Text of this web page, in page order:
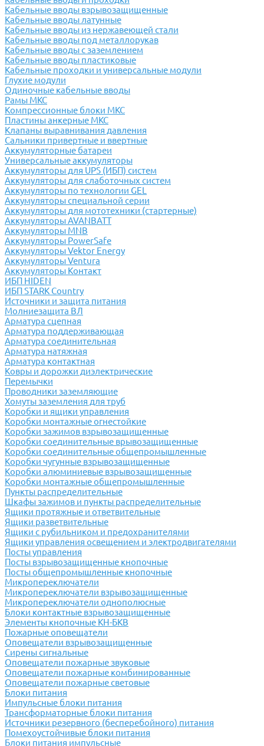
Кабельные вводы взрывозащищенные
Кабельные вводы латунные
Кабельные вводы из нержавеющей стали
Кабельные вводы под металлорукав
Кабельные вводы с заземлением
Кабельные вводы пластиковые
Кабельные проходки и универсальные модули
Глухие модули
Одиночные кабельные вводы
Рамы МКС
Компрессионные блоки МКС
Пластины анкерные МКС
Клапаны выравнивания давления
Сальники привертные и ввертные
Аккумуляторные батареи
Универсальные аккумуляторы
Аккумуляторы для UPS (ИБП) систем
Аккумуляторы для слаботочных систем
Аккумуляторы по технологии GEL
Аккумуляторы специальной серии
Аккумуляторы для мототехники (стартерные)
Аккумуляторы AVANBATT
Аккумуляторы MNB
Аккумуляторы PowerSafe
Аккумуляторы Vektor Energy
Аккумуляторы Ventura
Аккумуляторы Контакт
ИБП HIDEN
ИБП STARK Country
Источники и защита питания
Молниезащита ВЛ
Арматура сцепная
Арматура поддерживающая
Арматура соединительная
Арматура натяжная
Арматура контактная
Ковры и дорожки диэлектрические
Перемычки
Проводники заземляющие
Хомуты заземления для труб
Коробки и ящики управления
Коробки монтажные огнестойкие
Коробки зажимов взрывозащищенные
Коробки соединительные врывозащищенные
Коробки соединительные общепромышленные
Коробки чугунные взрывозащищенные
Коробки алюминиевые взрывозащищенные
Коробки монтажные общепромышленные
Пункты распределительные
Шкафы зажимов и пункты распределительные
Ящики протяжные и ответвительные
Ящики разветвительные
Ящики с рубильником и предохранителями
Ящики управления освещением и электродвигателями
Посты управления
Посты взрывозащищенные кнопочные
Посты общепромышленные кнопочные
Микропереключатели
Микропереключатели взрывозащищенные
Микропереключатели однополюсные
Блоки контактные взрывозащищенные
Элементы кнопочные КН-БКВ
Пожарные оповещатели
Оповещатели взрывозащищенные
Сирены сигнальные
Оповещатели пожарные звуковые
Оповещатели пожарные комбинированные
Оповещатели пожарные световые
Блоки питания
Импульсные блоки питания
Трансформаторные блоки питания
Источники резервного (бесперебойного) питания
Помехоустойчивые блоки питания
Блоки питания импульсные